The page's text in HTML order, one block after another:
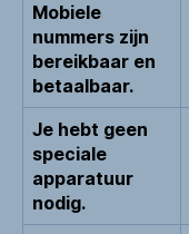
Mobiele
nummers zijn
bereikbaar en
betaalbaar.
Je hebt geen
speciale
apparatuur
nodig.